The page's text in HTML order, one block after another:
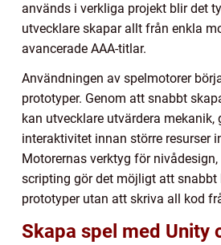
används i verkliga projekt blir det
utvecklare skapar allt från enkla
avancerade AAA-titlar.
Användningen av spelmotorer
prototyper. Genom att snabbt
kan utvecklare utvärdera mekanik,
interaktivitet innan större resurser
Motorernas verktyg för
scripting gör det möjligt att
prototyper utan att skriva all kod
Skapa spel med Unity